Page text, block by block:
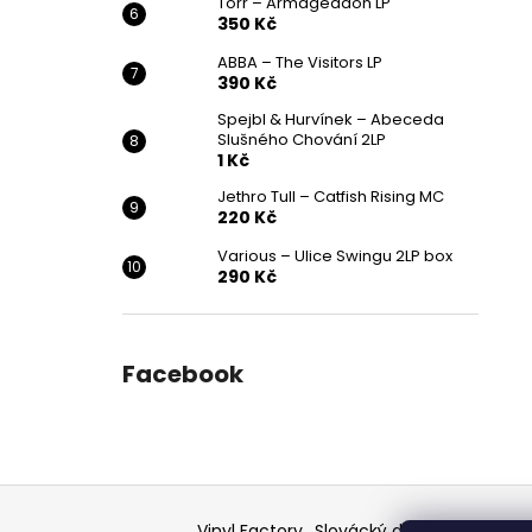
350 Kč
ABBA – The Visitors LP
390 Kč
Spejbl & Hurvínek – Abeceda
Slušného Chování 2LP
1 Kč
Jethro Tull – Catfish Rising MC
220 Kč
Various ‎– Ulice Swingu 2LP box
290 Kč
Facebook
Z